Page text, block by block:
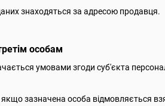
знаходяться за адресою продавця.
особам
умовами згоди суб'єкта
зазначена особа відмовляється